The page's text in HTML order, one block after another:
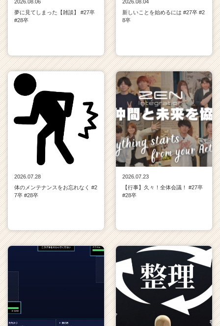
2026.08.06
夢に見てしまった【雑談】 #27卒
#28卒
2026.08.04
新しいことを始めるには #27卒 #2
8卒
2026.07.28
体のメンテナンスをお忘れなく #2
7卒 #28卒
2026.07.23
【行事】久々！全体会議！ #27卒
#28卒